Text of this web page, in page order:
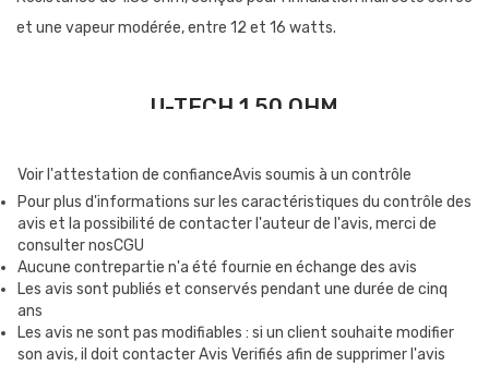
et une vapeur modérée, entre 12 et 16 watts.
U-TECH 1.50 OHM
intense, entre 14 et 20 watts.
U-TECH MESH 0.70 OHM
Résistance en mesh de 0.70 ohm, conçue pour le Nautilus XS en
inhalation directe, entre 18 et 22 watts.
Voir l'attestation de confianceAvis soumis à un contrôle
Pour plus d'informations sur les caractéristiques du contrôle des
avis et la possibilité de contacter l'auteur de l'avis, merci de
consulter nosCGU
Aucune contrepartie n'a été fournie en échange des avis
Les avis sont publiés et conservés pendant une durée de cinq
ans
Les avis ne sont pas modifiables : si un client souhaite modifier
son avis, il doit contacter Avis Verifiés afin de supprimer l'avis